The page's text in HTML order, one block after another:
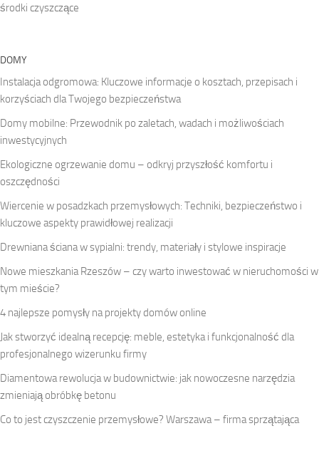
środki czyszczące
DOMY
Instalacja odgromowa: Kluczowe informacje o kosztach, przepisach i
korzyściach dla Twojego bezpieczeństwa
Domy mobilne: Przewodnik po zaletach, wadach i możliwościach
inwestycyjnych
Ekologiczne ogrzewanie domu – odkryj przyszłość komfortu i
oszczędności
Wiercenie w posadzkach przemysłowych: Techniki, bezpieczeństwo i
kluczowe aspekty prawidłowej realizacji
Drewniana ściana w sypialni: trendy, materiały i stylowe inspiracje
Nowe mieszkania Rzeszów – czy warto inwestować w nieruchomości w
tym mieście?
4 najlepsze pomysły na projekty domów online
Jak stworzyć idealną recepcję: meble, estetyka i funkcjonalność dla
profesjonalnego wizerunku firmy
Diamentowa rewolucja w budownictwie: jak nowoczesne narzędzia
zmieniają obróbkę betonu
Co to jest czyszczenie przemysłowe? Warszawa – firma sprzątająca